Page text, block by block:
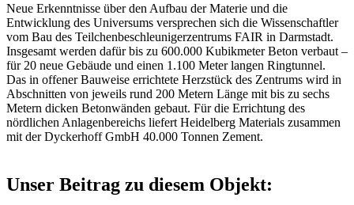
Neue Erkenntnisse über den Aufbau der Materie und die
Entwicklung des Universums versprechen sich die Wissenschaftler
vom Bau des Teilchenbeschleunigerzentrums FAIR in Darmstadt.
Insgesamt werden dafür bis zu 600.000 Kubikmeter Beton verbaut –
für 20 neue Gebäude und einen 1.100 Meter langen Ringtunnel.
Das in offener Bauweise errichtete Herzstück des Zentrums wird in
Abschnitten von jeweils rund 200 Metern Länge mit bis zu sechs
Metern dicken Betonwänden gebaut. Für die Errichtung des
nördlichen Anlagenbereichs liefert Heidelberg Materials zusammen
mit der Dyckerhoff GmbH 40.000 Tonnen Zement.
Unser Beitrag zu diesem Objekt: